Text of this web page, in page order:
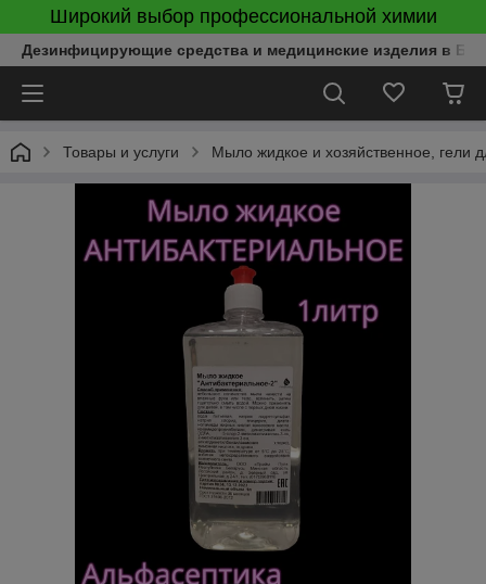
Широкий выбор профессиональной химии
Дезинфицирующие средства и медицинские изделия в
Товары и услуги Мыло жидкое и хозяйственное, гели